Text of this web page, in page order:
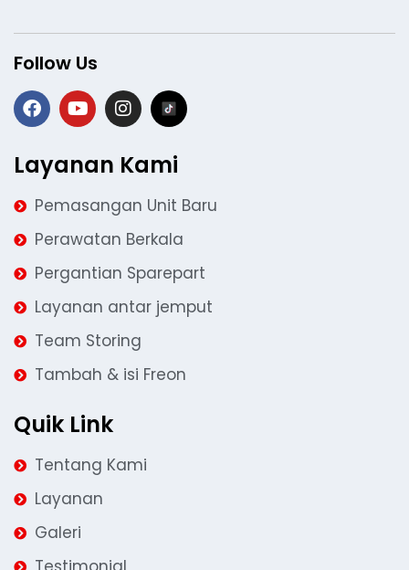
Follow Us
Layanan Kami
Pemasangan Unit Baru
Perawatan Berkala
Pergantian Sparepart
Layanan antar jemput
Team Storing
Tambah & isi Freon
Quik Link
Tentang Kami
Layanan
Galeri